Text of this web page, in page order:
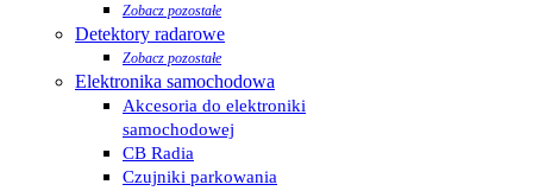
Zobacz pozostałe
Detektory radarowe
Zobacz pozostałe
Elektronika samochodowa
Akcesoria do elektroniki
samochodowej
CB Radia
Czujniki parkowania